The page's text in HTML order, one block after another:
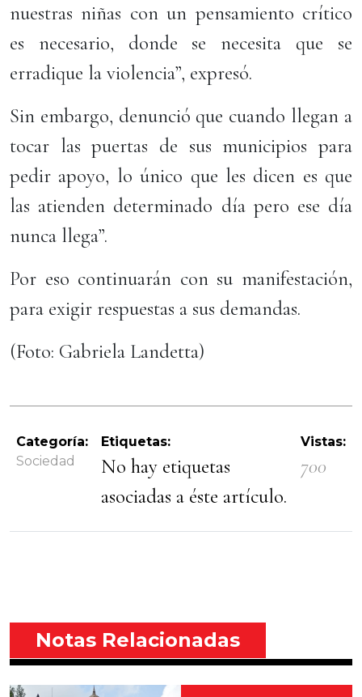
nuestras niñas con un pensamiento crítico
es necesario, donde se necesita que se
erradique la violencia”, expresó.
Sin embargo, denunció que cuando llegan a
tocar las puertas de sus municipios para
pedir apoyo, lo único que les dicen es que
las atienden determinado día pero ese día
nunca llega”.
Por eso continuarán con su manifestación,
para exigir respuestas a sus demandas.
(Foto: Gabriela Landetta)
Categoría:
Sociedad
Etiquetas:
No hay etiquetas
asociadas a éste artículo.
Vistas:
700
Notas Relacionadas